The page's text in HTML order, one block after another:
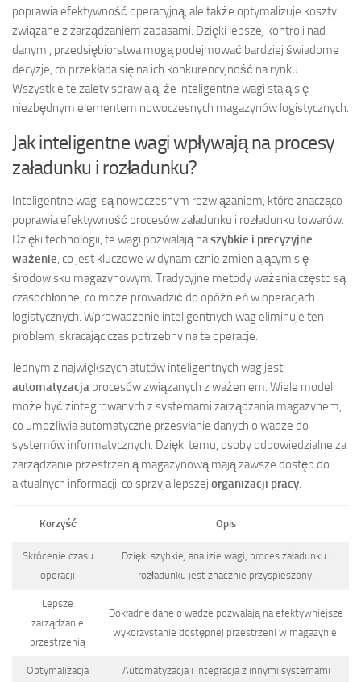
poprawia efektywność operacyjną, ale także optymalizuje koszty
związane z zarządzaniem zapasami. Dzięki lepszej kontroli nad
danymi, przedsiębiorstwa mogą podejmować bardziej świadome
decyzje, co przekłada się na ich konkurencyjność na rynku.
Wszystkie te zalety sprawiają, że inteligentne wagi stają się
niezbędnym elementem nowoczesnych magazynów logistycznych.
Jak inteligentne wagi wpływają na procesy
załadunku i rozładunku?
Inteligentne wagi są nowoczesnym rozwiązaniem, które znacząco
poprawia efektywność procesów załadunku i rozładunku towarów.
Dzięki technologii, te wagi pozwalają naszybkie i precyzyjne
ważenie, co jest kluczowe w dynamicznie zmieniającym się
środowisku magazynowym. Tradycyjne metody ważenia często są
czasochłonne, co może prowadzić do opóźnień w operacjach
logistycznych. Wprowadzenie inteligentnych wag eliminuje ten
problem, skracając czas potrzebny na te operacje.
Jednym z największych atutów inteligentnych wag jest
automatyzacja procesów związanych z ważeniem. Wiele modeli
może być zintegrowanych z systemami zarządzania magazynem,
co umożliwia automatyczne przesyłanie danych o wadze do
systemów informatycznych. Dzięki temu, osoby odpowiedzialne za
zarządzanie przestrzenią magazynową mają zawsze dostęp do
aktualnych informacji, co sprzyja lepszej organizacji pracy.
Korzyść Opis
Skrócenie czasu
operacji
Dzięki szybkiej analizie wagi, proces załadunku i
rozładunku jest znacznie przyspieszony.
Lepsze
zarządzanie
przestrzenią
Dokładne dane o wadze pozwalają na efektywniejsze
wykorzystanie dostępnej przestrzeni w magazynie.
Optymalizacja
Automatyzacja i integracja z innymi systemami